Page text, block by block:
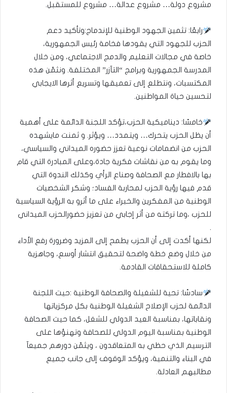
مشروع دولة… مشروع عدالة… مشروع للمستقبل.
رابعًا: تثمين الجهود الوطنية للإندماج:وتأكيد دعم
الحزب للجهود التي يقودها فخامة رئيس الجمهورية،
خاصة في مجالات التعليم والدمج الاجتماعي، ومن خلال
المدرسة الجمهورية وبرامج “التآزر” المختلفة. ونثمّن هذه
المكتسبات، ونتطلع إلى تعميقها وتسريع أثرها الايجابي
لتحسين حياة المواطنين.
خامسًا: ديناميكية الحزب،تؤكد اللجنة الدائمة على أهمية
أن يظل الحزب يتحرك… ويتمدد… ويؤثر. و ثمنت مايشهده
الحزب من انضمامات نوعية تعزز حضوره الميداني والسياسي،
وما يقوم به من نقاشات فكرية جادة،وعلى المبادرة التي قام
بها بالافطار مع الصحافة وصناع الرأي وكذلك الندوة التي
قدم فيها رؤية الحزب لمحاربة الفساد؛ وشكر الشخصيات
الوطنية من المفكرين والخبراء على ما أثرو به الرؤية السياسية
للحزب ،وما تركته من أثر إجابي من تعزيز حضورالحزب الميداني
.
لكنها أكدت إلى أن الحزب يطمح إلى المزيد وضرورة رفع الأداء
من خلال وضع خطة واضحة لتحقيق انتشار أوسع، وجاهزية
كاملة للاستحقاقات القادمة.
سادسًا: تحية للشغيلة والصحافة الوطنية :حيت اللجنة
الدائمة لحزب الإصلاح الشغيلة الوطنية بكل مركزياتها
ونقاباتها، بمناسبة العيد الدولي للشغل، كما حيت الصحافة
الوطنية بمناسبة اليوم الدولي للصحافة وتهنؤها على
الترسيم الذي حظي به المتعاقدون ، ويثمّن دورهم جميعآ
في البناء والتنمية، ويؤكد الوقوف إلى جانب جميع
مطالبهم العادلة.